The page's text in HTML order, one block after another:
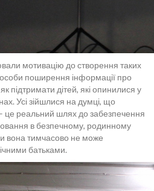
мотивацію до створення таких
поширення інформації про
підтримати дітей, які опинилися у
Усі зійшлися на думці, що
це реальний шлях до забезпечення
в безпечному, родинному
вона тимчасово не може
батьками.